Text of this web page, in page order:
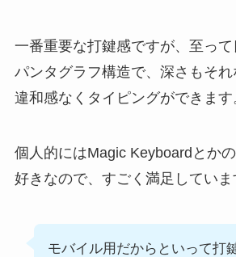
一番重要な打鍵感ですが、至って
パンタグラフ構造で、深さもそ
違和感なくタイピングができます
個人的にはMagic Keyboardとか
好きなので、すごく満足していま
モバイル用だからといって打